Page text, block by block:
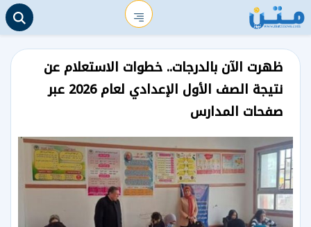
ظهرت الآن بالدرجات.. خطوات الاستعلام عن
نتيجة الصف الأول الإعدادي لعام 2026 عبر
صفحات المدارس